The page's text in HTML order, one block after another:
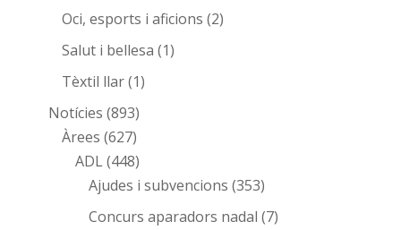
Oci, esports i aficions (2)
Salut i bellesa (1)
Tèxtil llar(1)
Notícies (893)
Àrees (627)
ADL(448)
Ajudes i subvencions (353)
Concurs aparadors nadal (7)